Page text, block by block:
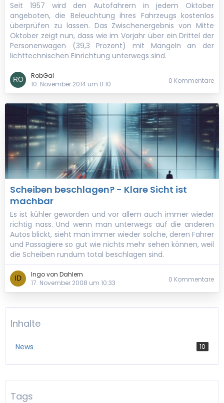
Seit 1957 wird den Autofahrern in jedem Oktober
angeboten, die Beleuchtung ihres Fahrzeugs kostenlos
überprüfen zu lassen. Das Zwischenergebnis von Mitte
Oktober zeigt nun, dass wie im Vorjahr über ein Drittel der
Personenwagen (39,3 Prozent) mit Mängeln an der
lichttechnischen Einrichtung unterwegs sind.
RobGal
10. November 2014 um 11:10
0 Kommentare
Scheiben beschlagen? - Klare Sicht ist
machbar
Es ist kühler geworden und vor allem auch immer wieder
richtig nass. Und wenn man unterwegs auf die anderen
Autos blickt, sieht man immer wieder solche, deren Fahrer
und Passagiere so gut wie nichts mehr sehen können, weil
die Scheiben rundum total beschlagen sind.
Ingo von Dahlern
17. November 2008 um 10:33
0 Kommentare
Inhalte
News 10
Tags